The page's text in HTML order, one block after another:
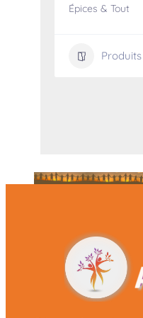
Épices & Tout